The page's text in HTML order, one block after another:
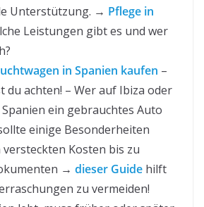
Unterstützung. → Pflege in
Leistungen gibt es und wer
in Spanien kaufen –
du achten! – Wer auf Ibiza oder
ein gebrauchtes Auto
einige Besonderheiten
versteckten Kosten bis zu
→ dieser Guide hilft
zu vermeiden!